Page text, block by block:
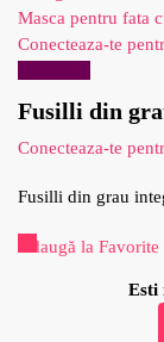
Masca pentru fata
Conecteaza-te
Fusilli din
Conecteaza-te
Fusilli din grau
Adaugă la Favorite
Esti